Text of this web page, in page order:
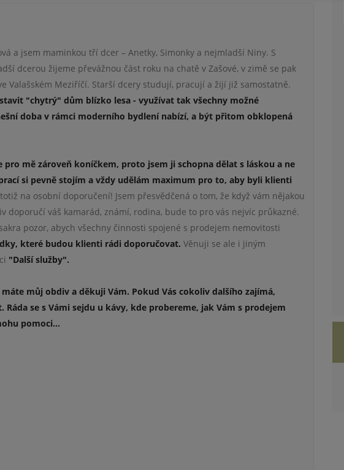
a jsem maminkou tří dcer – Anetky, Simonky a nejmladší Niny. S
dcerou žijeme převážnou část roku na chatě v Zašové, v zimě se pak
Valašském Meziříčí. Starší dcery studují, pracují a žijí již samostatně.
"chytrý" dům blízko lesa -využívat tak všechny možné
dobav rámci moderního bydlenínabízí, a být přitom obklopená
pro mě zároveň koníčkem, proto jsem ji schopna dělat s láskou a ne
si pevně stojím a vždy udělám maximum pro to, aby byli klienti
na osobní doporučení! Jsem přesvědčená o tom, že když vám nějakou
doporučí váš kamarád, známí, rodina, bude to pro vás nejvíc průkazné.
pozor, abych všechny činnosti spojené s prodejem nemovitosti
které budou klienti rádi doporučovat.Věnuji se ale i jiným
"Další služby".
můj obdiv a děkuji Vám. Pokud Vás cokoliv dalšího zajímá,
se s Vámi sejdu u kávy, kde probereme, jak Vám s prodejem
pomoci...